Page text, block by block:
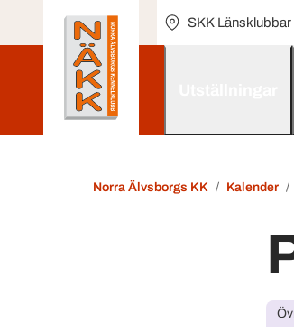
SKK Länsklubbar
Norra Älvsborgs KK Kalender